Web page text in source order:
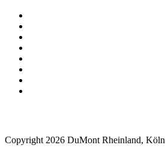
Copyright 2026 DuMont Rheinland, Köln